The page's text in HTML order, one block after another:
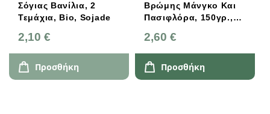
Σόγιας Βανίλια, 2
Τεμάχια, Bio, Sojade
2,10 €
Προσθήκη
Βρώμης Μάνγκο Και
Πασιφλόρα, 150γρ.,
2,60 €
Προσθήκη